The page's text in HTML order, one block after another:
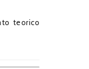
teorico